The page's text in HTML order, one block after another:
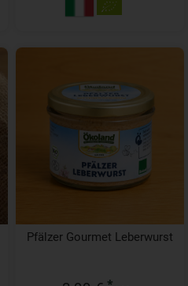
Pfälzer Gourmet Leberwurst